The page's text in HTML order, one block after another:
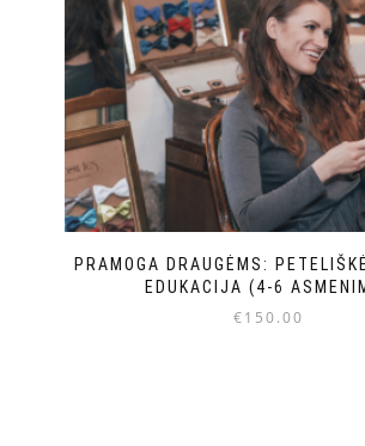
PRAMOGA DRAUGĖMS:
EDUKACIJA (4-6
€150.00